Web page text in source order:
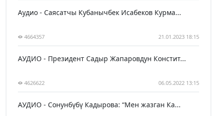
Аудио - Саясатчы Кубанычбек Исабеков Курма...
4664357 21.01.2023 18:15
АУДИО - Президент Садыр Жапаровдун Констит...
4626622 06.05.2022 13:15
АУДИО - Сонунбүбү Кадырова: “Мен жазган Ка...